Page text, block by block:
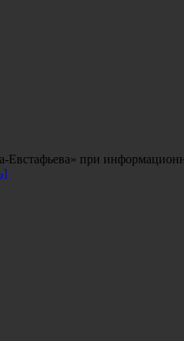
Евстафьева» при